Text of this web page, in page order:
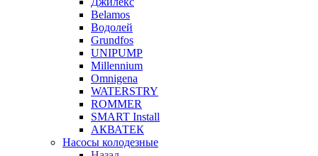
Belamos
Водолей
Grundfos
UNIPUMP
Millennium
Omnigena
WATERSTRY
ROMMER
SMART Install
АКВАТЕК
Насосы колодезные